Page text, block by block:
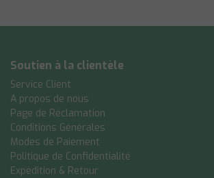
Soutien à la clientèle
Service Client
A propos de nous
Page de Réclamation
Conditions Générales
Modes de Paiement
Politique de Confidentialité
Expédition & Retour